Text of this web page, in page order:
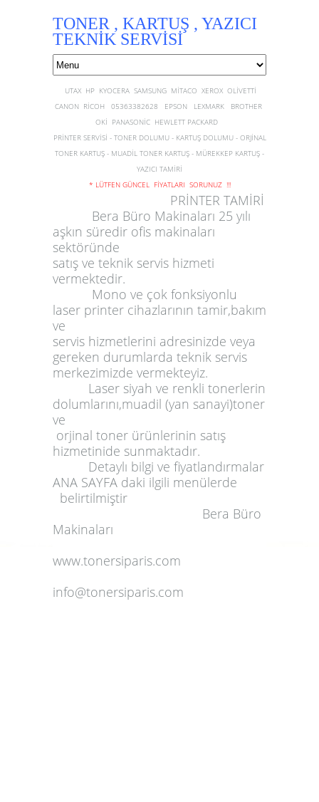
TONER , KARTUŞ , YAZICI
TEKNİK SERVİSİ
UTAX HP KYOCERA SAMSUNG MİTACO XEROX OLİVETTİ
CANON RİCOH 05363382628 EPSON LEXMARK BROTHER
OKİ PANASONİC HEWLETT PACKARD
PRİNTER SERVİSİ - TONER DOLUMU - KARTUŞ DOLUMU - ORJİNAL
TONER KARTUŞ - MUADİL TONER KARTUŞ - MÜREKKEP KARTUŞ -
YAZICI TAMİRİ
* LÜTFEN GÜNCEL FİYATLARI SORUNUZ !!!
PRİNTER TAMİRİ
Bera Büro Makinaları 25 yılı
aşkın süredir ofis makinaları
sektöründe
satış ve teknik servis hizmeti
vermektedir.
Mono ve çok fonksiyonlu
laser printer cihazlarının tamir,bakım
ve
servis hizmetlerini adresinizde veya
gereken durumlarda teknik servis
merkezimizde vermekteyiz.
Laser siyah ve renkli tonerlerin
dolumlarını,muadil (yan sanayi)toner
ve
orjinal toner ürünlerinin satış
hizmetinide sunmaktadır.
Detaylı bilgi ve fiyatlandırmalar
ANA SAYFA daki ilgili menülerde
belirtilmiştir
Bera Büro
Makinaları
www.tonersiparis.com
info@tonersiparis.com